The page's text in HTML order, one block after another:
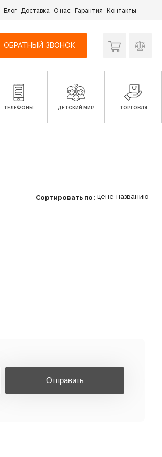
Блог Доставка О нас Гарантия Контакты
ОБРАТНЫЙ ЗВОНОК
ТЕЛЕФОНЫ ДЕТСКИЙ МИР ТОРГОВЛЯ
Сортировать по: цене названию
Отправить